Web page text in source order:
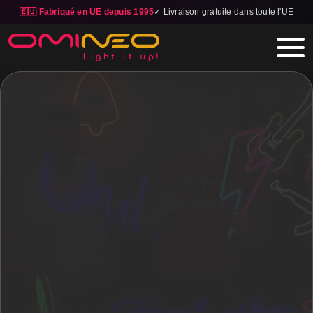
🇪🇺 Fabriqué en UE depuis 1995✓ Livraison gratuite dans toute l'UE
Skip to main content